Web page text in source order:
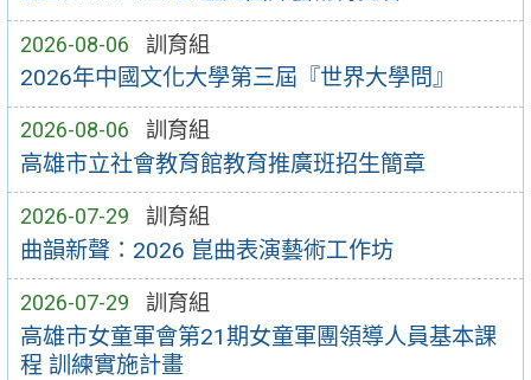
2026-08-06 訓育組
2026年中國文化大學第三屆『世界大學問』
2026-08-06 訓育組
高雄市立社會教育館教育推廣班招生簡章
2026-07-29 訓育組
曲韻新聲：2026 崑曲表演藝術工作坊
2026-07-29 訓育組
高雄市女童軍會第21期女童軍團領導人員基本課
程 訓練實施計畫